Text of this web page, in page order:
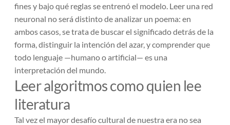
fines y bajo qué reglas se entrenó el modelo. Leer una red
neuronal no será distinto de analizar un poema: en
ambos casos, se trata de buscar el significado detrás de la
forma, distinguir la intención del azar, y comprender que
todo lenguaje —humano o artificial— es una
interpretación del mundo.
Leer algoritmos como quien lee
literatura
Tal vez el mayor desafío cultural de nuestra era no sea